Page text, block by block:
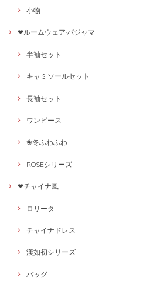
小物
❤ルームウェア·パジャマ
半袖セット
キャミソールセット
長袖セット
ワンピース
❀冬ふわふわ
ROSEシリーズ
❤チャイナ風
ロリータ
チャイナドレス
漢如初シリーズ
バッグ